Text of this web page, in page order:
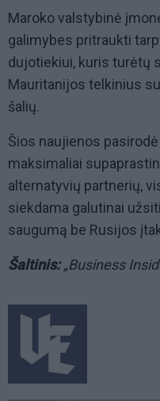
Maroko valstybinė
galimybes pritraukti
dujotiekiui, kuris turėtų
Mauritanijos telkinius
šalių.
Šios naujienos
maksimaliai
alternatyvių partnerių,
siekdama galutinai
saugumą be Rusijos
Šaltinis:„Business